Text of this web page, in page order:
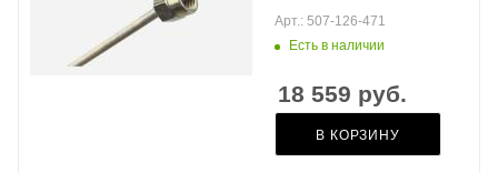
Есть в наличии
Арт.: 507-126-471
18 559 руб.
В КОРЗИНУ